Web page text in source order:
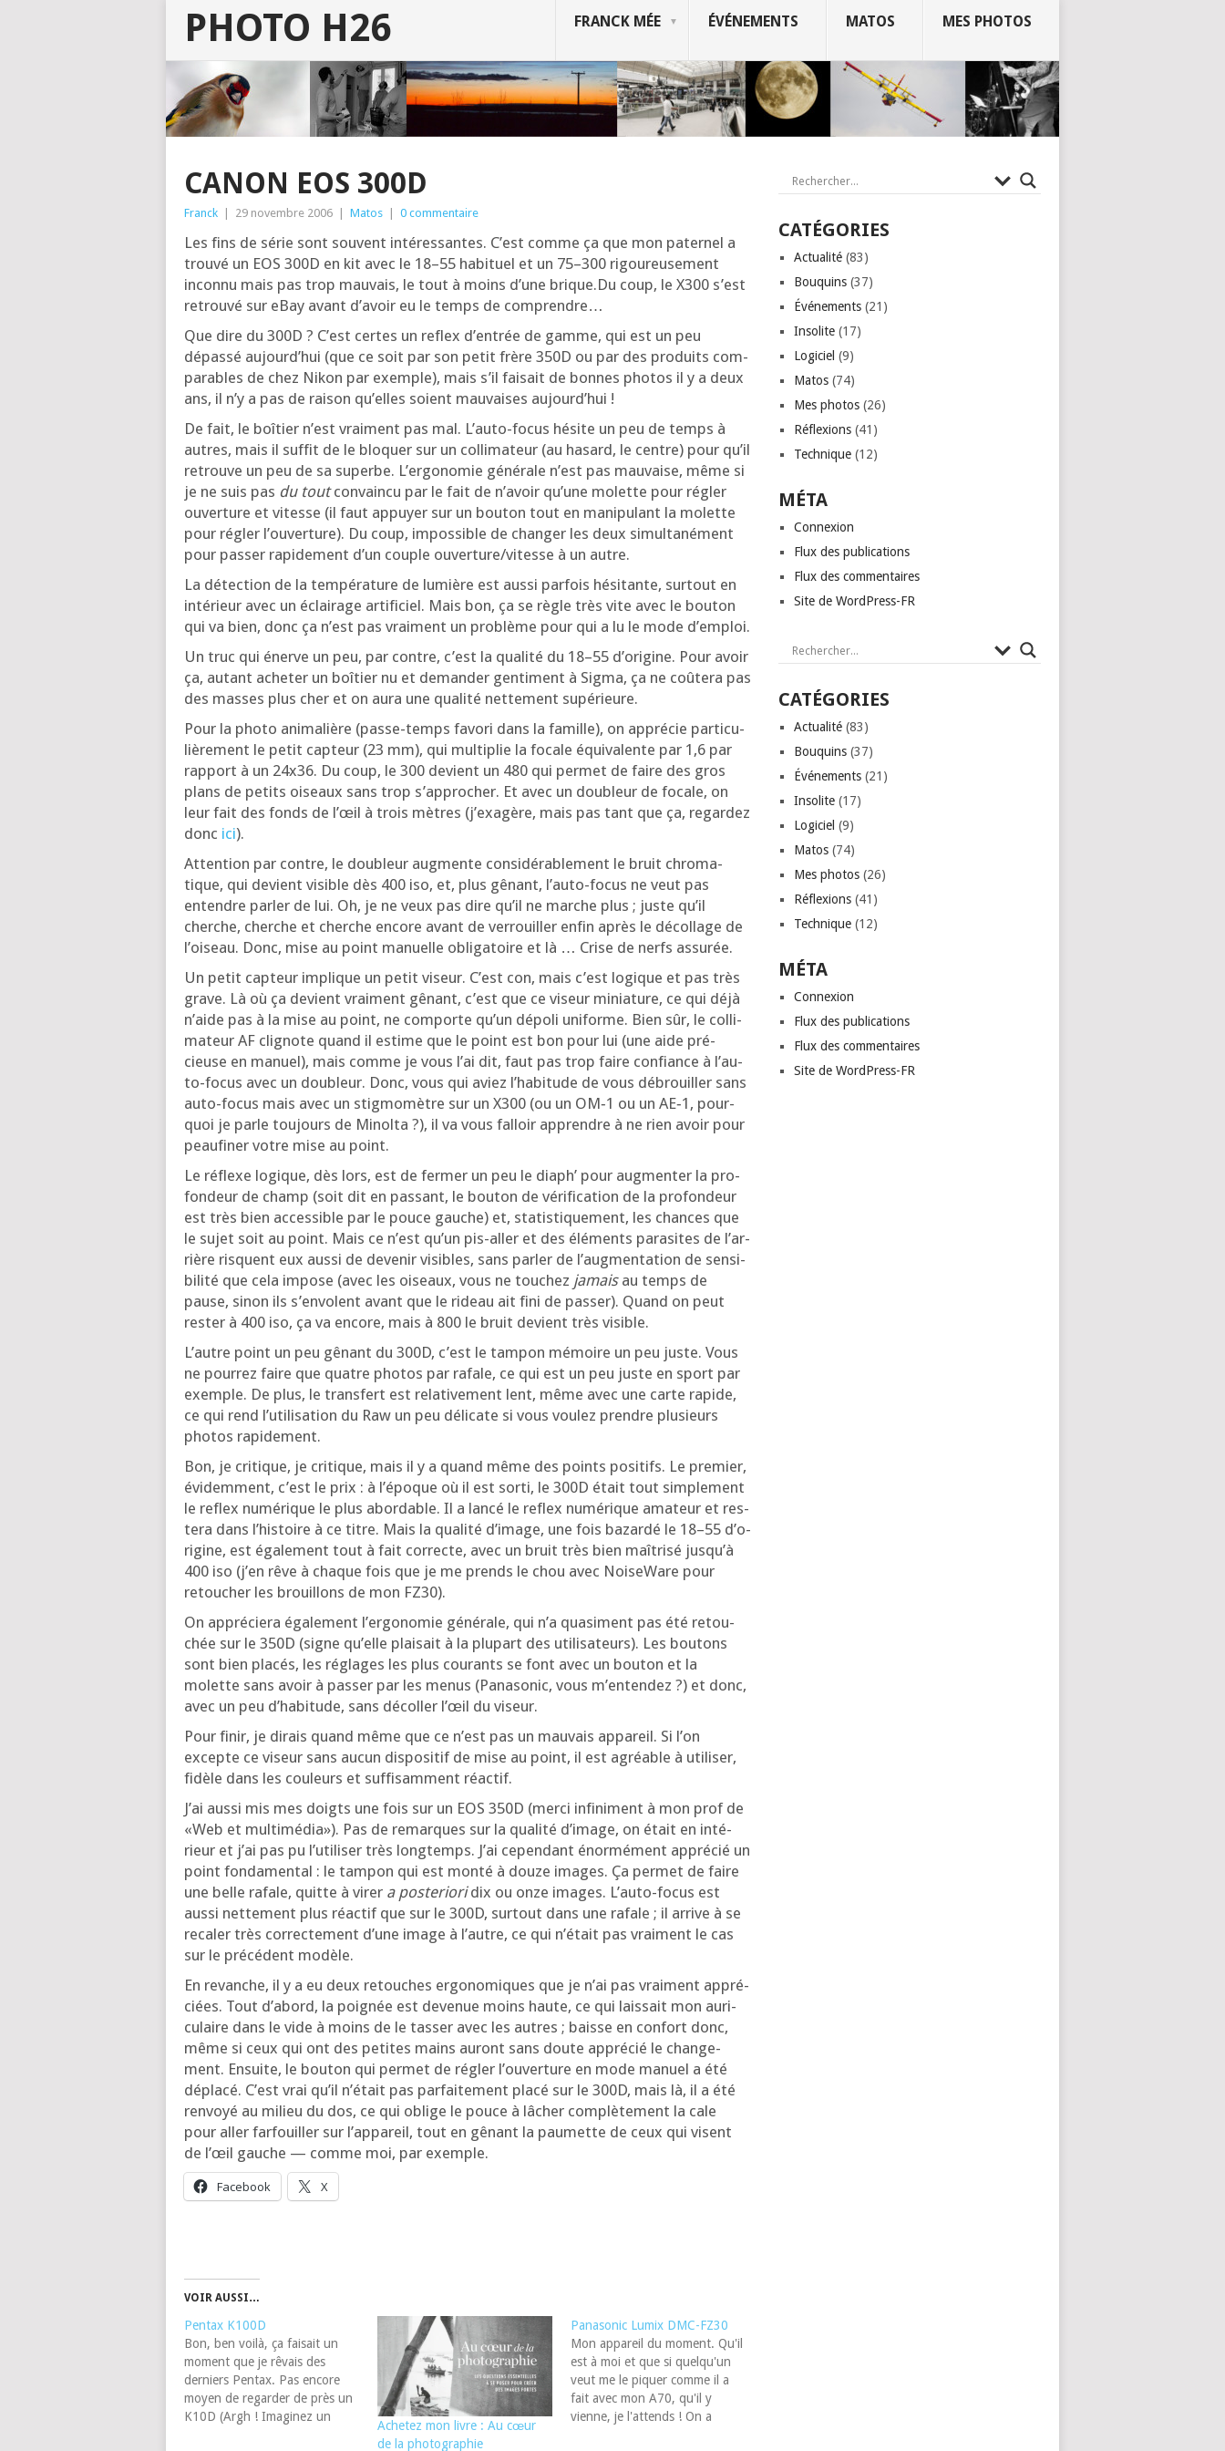
PHOTO H26 FRANCK MÉE ÉVÉNEMENTS MATOS MES PHOTOS
CANON EOS 300D
Franck 29 novembre 2006 Matos 0 commentaire
Les fins de série sont sou­vent inté­res­santes. C’est comme ça que mon pater­nel a
trou­vé un EOS 300D en kit avec le 18–55 habi­tuel et un 75–300 rigou­reu­se­ment
incon­nu mais pas trop mau­vais, le tout à moins d’une brique.Du coup, le X300 s’est
retrou­vé sur eBay avant d’a­voir eu le temps de comprendre…
Que dire du 300D ? C’est certes un reflex d’en­trée de gamme, qui est un peu
dépas­sé aujourd’­hui (que ce soit par son petit frère 350D ou par des pro­duits com­
pa­rables de chez Nikon par exemple), mais s’il fai­sait de bonnes pho­tos il y a deux
ans, il n’y a pas de rai­son qu’elles soient mau­vaises aujourd’hui !
De fait, le boî­tier n’est vrai­ment pas mal. L’au­to-focus hésite un peu de temps à
autres, mais il suf­fit de le blo­quer sur un col­li­ma­teur (au hasard, le centre) pour qu’il
retrouve un peu de sa superbe. L’er­go­no­mie géné­rale n’est pas mau­vaise, même si
je ne suis pas du toutconvain­cu par le fait de n’a­voir qu’une molette pour régler
ouver­ture et vitesse (il faut appuyer sur un bou­ton tout en mani­pu­lant la molette
pour régler l’ou­ver­ture). Du coup, impos­sible de chan­ger les deux simul­ta­né­ment
pour pas­ser rapi­de­ment d’un couple ouverture/vitesse à un autre.
La détec­tion de la tem­pé­ra­ture de lumière est aus­si par­fois hési­tante, sur­tout en
inté­rieur avec un éclai­rage arti­fi­ciel. Mais bon, ça se règle très vite avec le bou­ton
qui va bien, donc ça n’est pas vrai­ment un pro­blème pour qui a lu le mode d’emploi.
Un truc qui énerve un peu, par contre, c’est la qua­li­té du 18–55 d’o­ri­gine. Pour avoir
ça, autant ache­ter un boî­tier nu et deman­der gen­ti­ment à Sig­ma, ça ne coû­te­ra pas
des masses plus cher et on aura une qua­li­té net­te­ment supérieure.
Pour la pho­to ani­ma­lière (passe-temps favo­ri dans la famille), on appré­cie par­ti­cu­
liè­re­ment le petit cap­teur (23 mm), qui mul­ti­plie la focale équi­va­lente par 1,6 par
rap­port à un 24x36. Du coup, le 300 devient un 480 qui per­met de faire des gros
plans de petits oiseaux sans trop s’ap­pro­cher. Et avec un dou­bleur de focale, on
leur fait des fonds de l’œil à trois mètres (j’exa­gère, mais pas tant que ça, regar­dez
donc ici).
Atten­tion par contre, le dou­bleur aug­mente consi­dé­ra­ble­ment le bruit chro­ma­
tique, qui devient visible dès 400 iso, et, plus gênant, l’au­to-focus ne veut pas
entendre par­ler de lui. Oh, je ne veux pas dire qu’il ne marche plus ; juste qu’il
cherche, cherche et cherche encore avant de ver­rouiller enfin après le décol­lage de
l’oi­seau. Donc, mise au point manuelle obli­ga­toire et là … Crise de nerfs assurée.
Un petit cap­teur implique un petit viseur. C’est con, mais c’est logique et pas très
grave. Là où ça devient vrai­ment gênant, c’est que ce viseur minia­ture, ce qui déjà
n’aide pas à la mise au point, ne com­porte qu’un dépo­li uni­forme. Bien sûr, le col­li­
ma­teur AF cli­gnote quand il estime que le point est bon pour lui (une aide pré­
cieuse en manuel), mais comme je vous l’ai dit, faut pas trop faire confiance à l’au­
to-focus avec un dou­bleur. Donc, vous qui aviez l’ha­bi­tude de vous débrouiller sans
auto-focus mais avec un stig­mo­mètre sur un X300 (ou un OM‑1 ou un AE‑1, pour­
quoi je parle tou­jours de Minol­ta ?), il va vous fal­loir apprendre à ne rien avoir pour
peau­fi­ner votre mise au point.
Le réflexe logique, dès lors, est de fer­mer un peu le diaph’ pour aug­men­ter la pro­
fon­deur de champ (soit dit en pas­sant, le bou­ton de véri­fi­ca­tion de la pro­fon­deur
est très bien acces­sible par le pouce gauche) et, sta­tis­ti­que­ment, les chances que
le sujet soit au point. Mais ce n’est qu’un pis-aller et des élé­ments para­sites de l’ar­
rière risquent eux aus­si de deve­nir visibles, sans par­ler de l’aug­men­ta­tion de sen­si­
bi­li­té que cela impose (avec les oiseaux, vous ne tou­chez jamaisau temps de
pause, sinon ils s’en­volent avant que le rideau ait fini de pas­ser). Quand on peut
res­ter à 400 iso, ça va encore, mais à 800 le bruit devient très visible.
L’autre point un peu gênant du 300D, c’est le tam­pon mémoire un peu juste. Vous
ne pour­rez faire que quatre pho­tos par rafale, ce qui est un peu juste en sport par
exemple. De plus, le trans­fert est rela­ti­ve­ment lent, même avec une carte rapide,
ce qui rend l’u­ti­li­sa­tion du Raw un peu déli­cate si vous vou­lez prendre plu­sieurs
pho­tos rapidement.
Bon, je cri­tique, je cri­tique, mais il y a quand même des points posi­tifs. Le pre­mier,
évi­dem­ment, c’est le prix : à l’é­poque où il est sor­ti, le 300D était tout sim­ple­ment
le reflex numé­rique le plus abor­dable. Il a lan­cé le reflex numé­rique ama­teur et res­
te­ra dans l’his­toire à ce titre. Mais la qua­li­té d’i­mage, une fois bazar­dé le 18–55 d’o­
ri­gine, est éga­le­ment tout à fait cor­recte, avec un bruit très bien maî­tri­sé jus­qu’à
400 iso (j’en rêve à chaque fois que je me prends le chou avec Noi­se­Ware pour
retou­cher les brouillons de mon FZ30).
On appré­cie­ra éga­le­ment l’er­go­no­mie géné­rale, qui n’a qua­si­ment pas été retou­
chée sur le 350D (signe qu’elle plai­sait à la plu­part des uti­li­sa­teurs). Les bou­tons
sont bien pla­cés, les réglages les plus cou­rants se font avec un bou­ton et la
molette sans avoir à pas­ser par les menus (Pana­so­nic, vous m’en­ten­dez ?) et donc,
avec un peu d’ha­bi­tude, sans décol­ler l’œil du viseur.
Pour finir, je dirais quand même que ce n’est pas un mau­vais appa­reil. Si l’on
excepte ce viseur sans aucun dis­po­si­tif de mise au point, il est agréable à uti­li­ser,
fidèle dans les cou­leurs et suf­fi­sam­ment réactif.
J’ai aus­si mis mes doigts une fois sur un EOS 350D (mer­ci infi­ni­ment à mon prof de
«Web et mul­ti­mé­dia»). Pas de remarques sur la qua­li­té d’i­mage, on était en inté­
rieur et j’ai pas pu l’u­ti­li­ser très long­temps. J’ai cepen­dant énor­mé­ment appré­cié un
point fon­da­men­tal : le tam­pon qui est mon­té à douze images. Ça per­met de faire
une belle rafale, quitte à virer a pos­te­rio­ridix ou onze images. L’au­to-focus est
aus­si net­te­ment plus réac­tif que sur le 300D, sur­tout dans une rafale ; il arrive à se
reca­ler très cor­rec­te­ment d’une image à l’autre, ce qui n’é­tait pas vrai­ment le cas
sur le pré­cé­dent modèle.
En revanche, il y a eu deux retouches ergo­no­miques que je n’ai pas vrai­ment appré­
ciées. Tout d’a­bord, la poi­gnée est deve­nue moins haute, ce qui lais­sait mon auri­
cu­laire dans le vide à moins de le tas­ser avec les autres ; baisse en confort donc,
même si ceux qui ont des petites mains auront sans doute appré­cié le chan­ge­
ment. Ensuite, le bou­ton qui per­met de régler l’ou­ver­ture en mode manuel a été
dépla­cé. C’est vrai qu’il n’é­tait pas par­fai­te­ment pla­cé sur le 300D, mais là, il a été
ren­voyé au milieu du dos, ce qui oblige le pouce à lâcher com­plè­te­ment la cale
pour aller far­fouiller sur l’ap­pa­reil, tout en gênant la pau­mette de ceux qui visent
de l’œil gauche — comme moi, par exemple.
Face­book X
VOIR AUSSI…
Pentax K100D
Bon, ben voilà, ça faisait un
moment que je rêvais des
derniers Pentax. Pas encore
moyen de regarder de près un
K10D (Argh ! Imaginez un
Achetez mon livre : Au cœur
de la photographie
Panasonic Lumix DMC-FZ30
Mon appareil du moment. Qu'il
est à moi et que si quelqu'un
veut me le piquer comme il a
fait avec mon A70, qu'il y
vienne, je l'attends ! On a
CATÉGORIES
Actualité (83)
Bouquins (37)
Événements (21)
Insolite (17)
Logiciel (9)
Matos (74)
Mes photos (26)
Réflexions (41)
Technique (12)
MÉTA
Connexion
Flux des publications
Flux des commentaires
Site de WordPress-FR
CATÉGORIES
Actualité (83)
Bouquins (37)
Événements (21)
Insolite (17)
Logiciel (9)
Matos (74)
Mes photos (26)
Réflexions (41)
Technique (12)
MÉTA
Connexion
Flux des publications
Flux des commentaires
Site de WordPress-FR